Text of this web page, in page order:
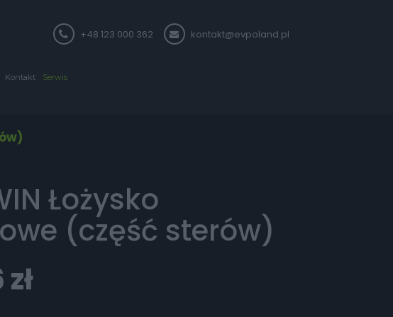
+48 123 000 362 kontakt@evpoland.pl
Kontakt Serwis
Łożysko
(część sterów)
zł